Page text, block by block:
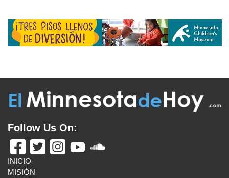
Follow Us On:
INICIO
MISIÓN